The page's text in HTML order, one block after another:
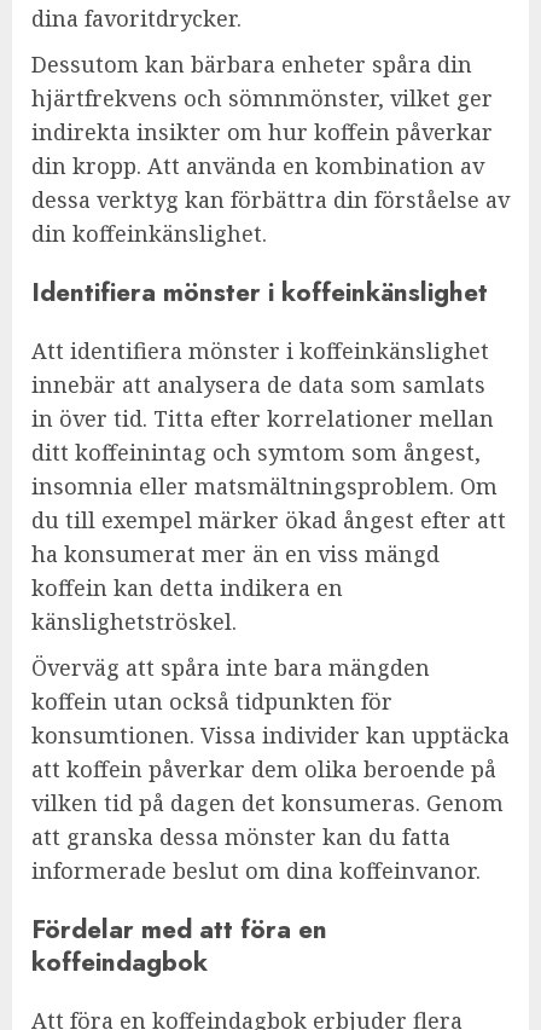
dina favoritdrycker.
Dessutom kan bärbara enheter spåra din
hjärtfrekvens och sömnmönster, vilket ger
indirekta insikter om hur koffein påverkar
din kropp. Att använda en kombination av
dessa verktyg kan förbättra din förståelse av
din koffeinkänslighet.
Identifiera mönster i koffeinkänslighet
Att identifiera mönster i koffeinkänslighet
innebär att analysera de data som samlats
in över tid. Titta efter korrelationer mellan
ditt koffeinintag och symtom som ångest,
insomnia eller matsmältningsproblem. Om
du till exempel märker ökad ångest efter att
ha konsumerat mer än en viss mängd
koffein kan detta indikera en
känslighetströskel.
Överväg att spåra inte bara mängden
koffein utan också tidpunkten för
konsumtionen. Vissa individer kan upptäcka
att koffein påverkar dem olika beroende på
vilken tid på dagen det konsumeras. Genom
att granska dessa mönster kan du fatta
informerade beslut om dina koffeinvanor.
Fördelar med att föra en
koffeindagbok
Att föra en koffeindagbok erbjuder flera